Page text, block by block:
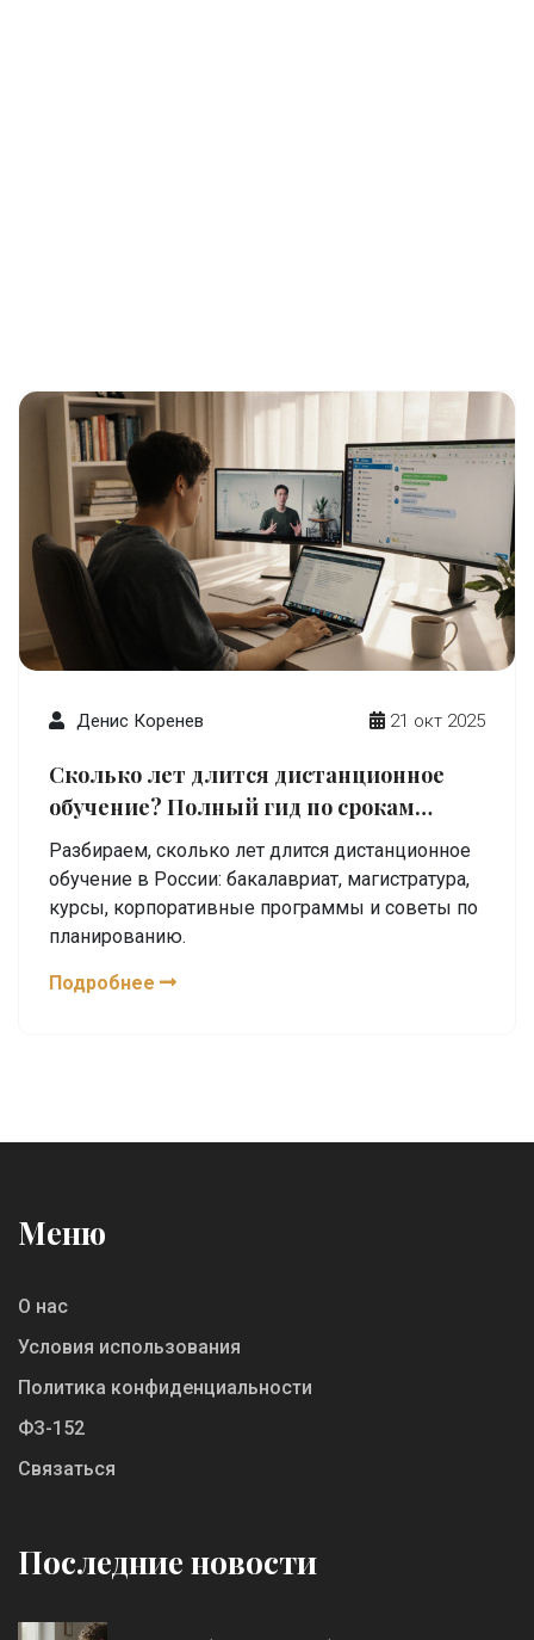
Денис Коренев 21 окт 2025
Сколько лет длится дистанционное
обучение? Полный гид по срокам
учёбы онлайн
Разбираем, сколько лет длится дистанционное
обучение в России: бакалавриат, магистратура,
курсы, корпоративные программы и советы по
планированию.
Подробнее
Меню
О нас
Условия использования
Политика конфиденциальности
ФЗ-152
Связаться
Последние новости